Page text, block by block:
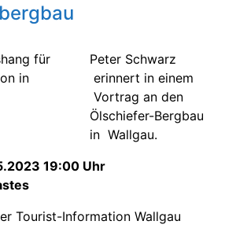
Peter Schwarz
erinnert in einem
Vortrag an den
Ölschiefer-Bergbau
in Wallgau.
19:00 Uhr
Tourist-Information Wallgau